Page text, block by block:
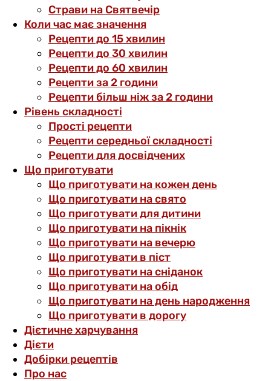
Страви на Святвечір
Коли час має значення
Рецепти до 15 хвилин
Рецепти до 30 хвилин
Рецепти до 60 хвилин
Рецепти за 2 години
Рецепти більш ніж за 2 години
Рівень складності
Прості рецепти
Рецепти середньої складності
Рецепти для досвідчених
Що приготувати
Що приготувати на кожен день
Що приготувати на свято
Що приготувати для дитини
Що приготувати на пікнік
Що приготувати на вечерю
Що приготувати в піст
Що приготувати на сніданок
Що приготувати на обід
Що приготувати на день народження
Що приготувати в дорогу
Дієтичне харчування
Дієти
Добірки рецептів
Про нас